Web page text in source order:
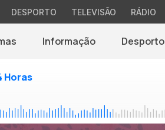
DESPORTO TELEVISÃO RÁDIO
Informação Desporto
Horas